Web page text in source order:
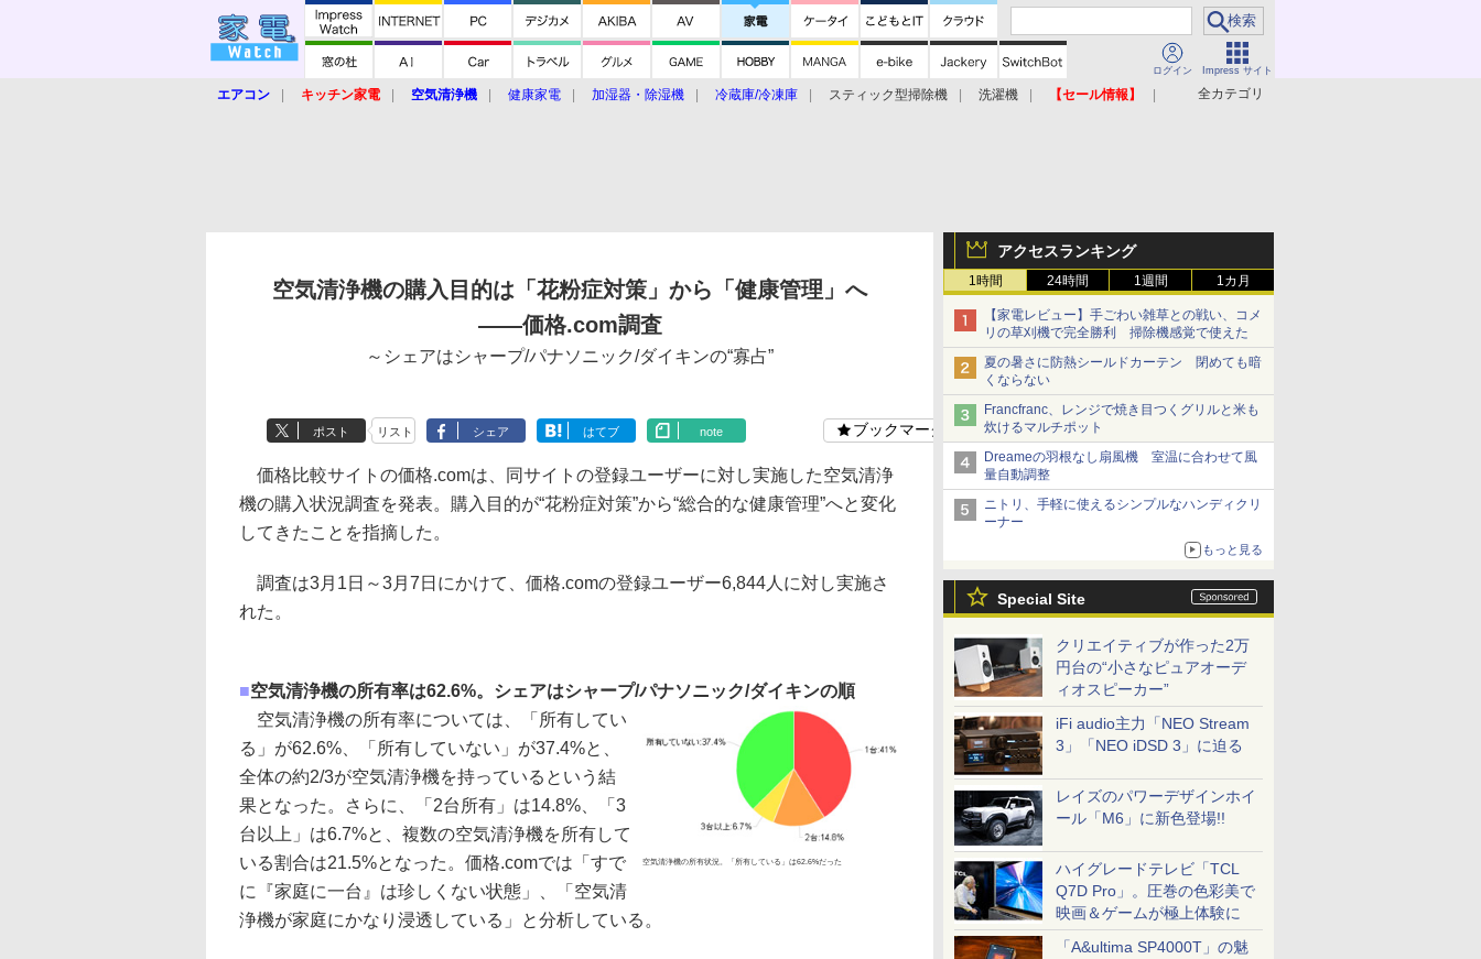
ログイン Impress サイト
全カテゴリ
エアコン キッチン家電 空気清浄機 健康家電 加湿器・除湿機 冷蔵庫/冷凍庫 スティック型掃除機 洗濯機
【セール情報】
アクセスランキング
1時間 24時間 1週間 1カ月
【家電レビュー】手ごわい雑草との戦い、コメ
リの草刈機で完全勝利 掃除機感覚で使えた
夏の暑さに防熱シールドカーテン 閉めても暗
くならない
Francfranc、レンジで焼き目つくグリルと米も
炊けるマルチポット
Dreameの羽根なし扇風機 室温に合わせて風
量自動調整
ニトリ、手軽に使えるシンプルなハンディクリ
ーナー
もっと見る
Special Site
クリエイティブが作った2万
円台の“小さなピュアオーデ
ィオスピーカー”
iFi audio主力「NEO Stream
3」「NEO iDSD 3」に迫る
レイズのパワーデザインホイ
ール「M6」に新色登場!!
ハイグレードテレビ「TCL
Q7D Pro」。圧巻の色彩美で
映画＆ゲームが極上体験に
「A&ultima SP4000T」の魅
空気清浄機の購入目的は「花粉症対策」から「健康管理」へ
――価格.com調査
～シェアはシャープ/パナソニック/ダイキンの“寡占”
ポスト リスト シェア はてブ note ブックマーク
価格比較サイトの価格.comは、同サイトの登録ユーザーに対し実施した空気清浄
機の購入状況調査を発表。購入目的が“花粉症対策”から“総合的な健康管理”へと変化
してきたことを指摘した。
調査は3月1日～3月7日にかけて、価格.comの登録ユーザー6,844人に対し実施さ
れた。
■空気清浄機の所有率は62.6%。シェアはシャープ/パナソニック/ダイキンの順
空気清浄機の所有状況。「所有している」は62.6%だった
空気清浄機の所有率については、「所有してい
る」が62.6%、「所有していない」が37.4%と、
全体の約2/3が空気清浄機を持っているという結
果となった。さらに、「2台所有」は14.8%、「3
台以上」は6.7%と、複数の空気清浄機を所有して
いる割合は21.5%となった。価格.comでは「すで
に『家庭に一台』は珍しくない状態」、「空気清
浄機が家庭にかなり浸透している」と分析している。